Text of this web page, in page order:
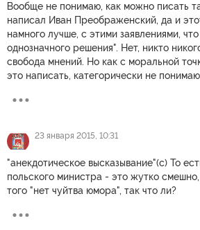
Вообще не понимаю, как можно писать
написал Иван Преображенский, да и
намного лучше, с этими заявлениями,
однозначного решения". Нет, никто
свобода мнений. Но как с моральной
это написать, категорически не
23 января 2015, 10:31
"анекдотическое высказывание"(с) То
польского министра - это жутко
того "нет чуйтва юмора", так что ли?